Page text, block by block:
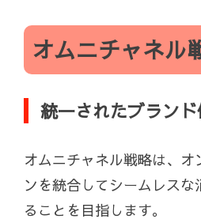
オムニチャネル
統一されたブラン
オムニチャネル戦略は、オ
ンを統合してシームレス
ることを目指します。